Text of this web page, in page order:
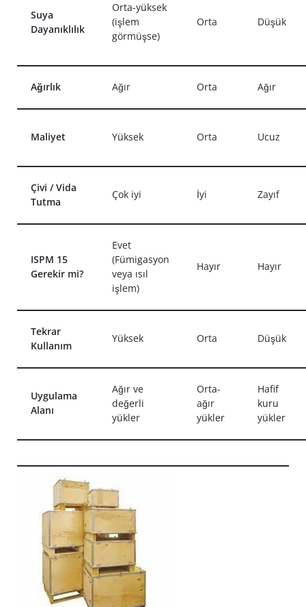
Suya
Dayanıklılık
Orta-yüksek
(işlem
görmüşse)
Orta Düşük
Ağırlık Ağır Orta Ağır
Maliyet Yüksek Orta Ucuz
Çivi / Vida
Tutma
Çok iyi İyi Zayıf
ISPM 15
Gerekir mi?
Evet
(Fümigasyon
veya ısıl
işlem)
Hayır Hayır
Tekrar
Kullanım
Yüksek Orta Düşük
Uygulama
Alanı
Ağır ve
değerli
yükler
Orta-
ağır
yükler
Hafif
kuru
yükler